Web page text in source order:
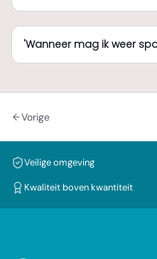
'Wanneer mag ik weer
Vorige
Veilige omgeving
Kwaliteit boven kwantiteit